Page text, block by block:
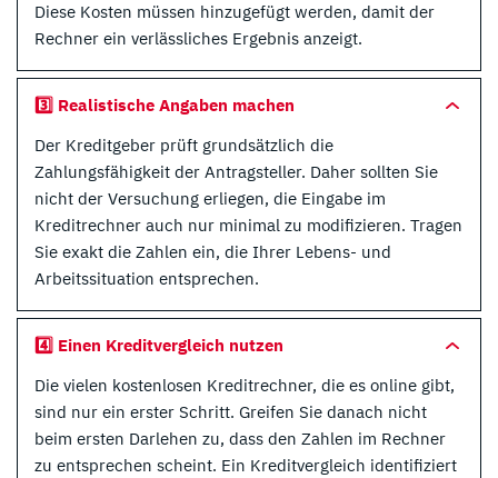
Diese Kosten müssen hinzugefügt werden, damit der
Rechner ein verlässliches Ergebnis anzeigt.
3️⃣ Realistische Angaben machen
Der Kreditgeber prüft grundsätzlich die
Zahlungsfähigkeit der Antragsteller. Daher sollten Sie
nicht der Versuchung erliegen, die Eingabe im
Kreditrechner auch nur minimal zu modifizieren. Tragen
Sie exakt die Zahlen ein, die Ihrer Lebens- und
Arbeitssituation entsprechen.
4️⃣ Einen Kreditvergleich nutzen
Die vielen kostenlosen Kreditrechner, die es online gibt,
sind nur ein erster Schritt. Greifen Sie danach nicht
beim ersten Darlehen zu, dass den Zahlen im Rechner
zu entsprechen scheint. Ein Kreditvergleich identifiziert